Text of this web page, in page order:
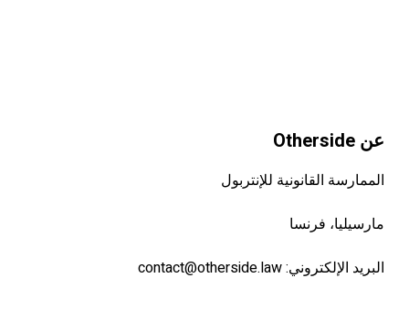
عن Otherside
الممارسة القانونية للإنتربول
مارسيليا، فرنسا
البريد الإلكتروني:contact@otherside.law